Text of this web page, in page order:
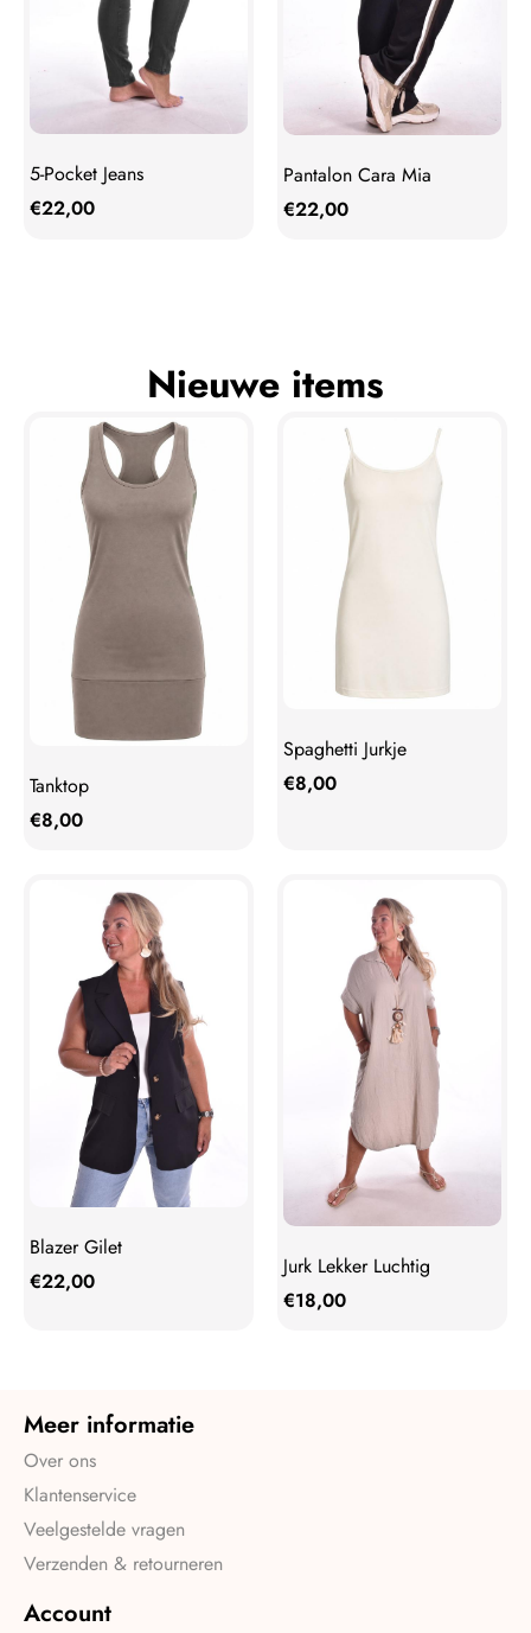
5-Pocket Jeans
€22,00
Pantalon Cara Mia
€22,00
Nieuwe items
Tanktop
€8,00
Spaghetti Jurkje
€8,00
Blazer Gilet
€22,00
Jurk Lekker Luchtig
€18,00
Meer informatie
Over ons
Klantenservice
Veelgestelde vragen
Verzenden & retourneren
Account